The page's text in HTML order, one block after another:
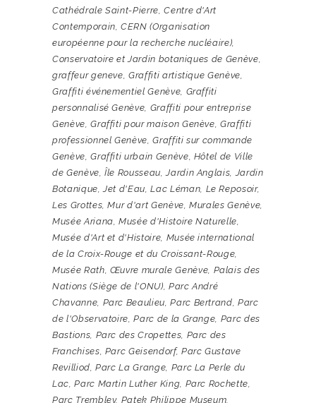
Cathédrale Saint-Pierre ,Centre d'Art
Contemporain ,CERN (Organisation
européenne pour la recherche nucléaire)
Conservatoire et Jardin botaniques de Genève
graffeur geneve ,Graffiti artistique Genève
Graffiti événementiel Genève Graffiti
personnalisé Genève Graffiti pour entreprise
Genève ,Graffiti pour maison Genève ,Graffiti
professionnel Genève ,Graffiti sur commande
Genève ,Graffiti urbain Genève Hôtel de Ville
de Genève ,Île Rousseau Jardin Anglais
Jardin
Botanique
Jet d'Eau ,Lac Léman Le Reposoir,
Les Grottes ,Mur d'art Genève ,Murales Genève
Musée Ariana ,Musée d'Histoire Naturelle
Musée d'Art et d'Histoire Musée international
de la Croix-Rouge et du Croissant-Rouge
Musée Rath Œuvre murale Genève Palais des
Nations (Siège de l'ONU) Parc André
Chavanne Parc Beaulieu ,Parc Bertrand ,Parc
de l'Observatoire ,Parc de la Grange Parc des
Bastions Parc des Cropettes Parc des
Franchises Parc Geisendorf, Parc Gustave
Revilliod ,Parc La Grange Parc La Perle du
Lac ,Parc Martin Luther King Parc Rochette
Parc Trembley, Patek Philippe Museum